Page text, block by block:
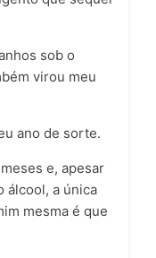
sob o
virou meu
ano de sorte.
e, apesar
álcool, a única
mesma é que